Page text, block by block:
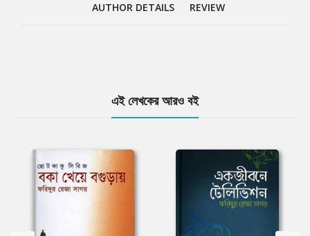
AUTHOR DETAILS REVIEW
এই লেখকের আরও বই